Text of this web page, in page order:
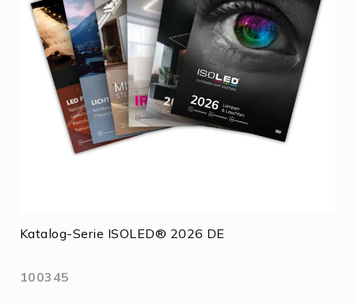
Katalog-Serie ISOLED® 2026 DE
100345